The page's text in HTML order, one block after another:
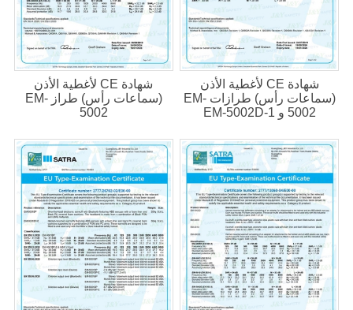
شهادة CE لأغطية الأذن
(سماعات رأس) طرازات EM-
5002 و EM-5002D-1
شهادة CE لأغطية الأذن
(سماعات رأس) طراز EM-
5002